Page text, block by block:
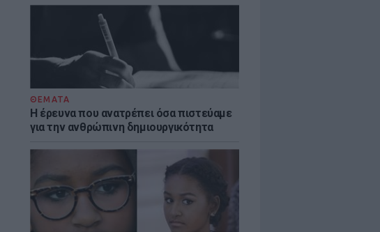
ΘΕΜΑΤΑ
Η έρευνα που ανατρέπει όσα πιστεύαμε
για την ανθρώπινη δημιουργικότητα